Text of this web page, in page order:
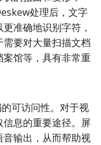
处理后，文字
准确地识别字符，
要对大量扫描文档
馆等，具有非常重
可访问性。对于视
息的重要途径。屏
输出，从而帮助视